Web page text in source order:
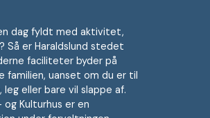
dag fyldt med aktivitet,
Så er Haraldslund stedet
faciliteter byder på
familien, uanset om du er til
leg eller bare vil slappe af.
og Kulturhus er en